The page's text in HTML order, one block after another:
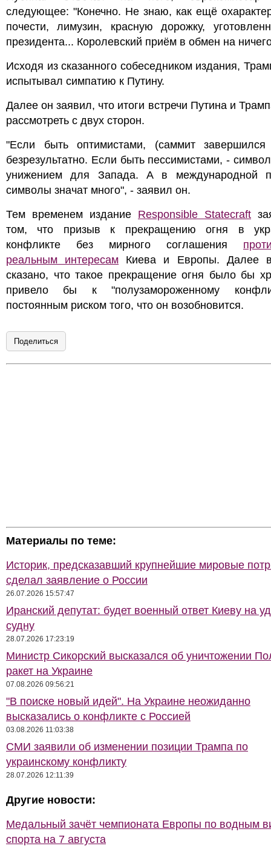
следующее: "Конечно. Не знаю, как ещё
почести, лимузин, красную дорожку,
президента... Королевский приём в обмен на
Исходя из сказанного собеседником издания,
испытывал симпатию к Путину.
Далее он заявил, что итоги встречи Путина и
рассмотреть с двух сторон.
"Если быть оптимистами, (саммит
безрезультатно. Если быть пессимистами, -
унижением для Запада. А в международной
символы значат много", - заявил он.
Тем временем издание Responsible Statecraft
том, что призыв к прекращению огня в
конфликте без мирного соглашения
реальным интересам Киева и Европы. Далее в
сказано, что такое прекращение огня было бы
привело бы к "полузамороженному
постоянным риском того, что он возобновится.
Поделиться
Материалы по теме:
Историк, предсказавший крупнейшие мировые
сделал заявление о России
26.07.2026 15:57:47
Иранский депутат: будет военный ответ Киеву на
судну
28.07.2026 17:23:19
Министр Сикорский высказался об уничтожении
ракет на Украине
07.08.2026 09:56:21
"В поиске новый идей". На Украине неожиданно
высказались о конфликте с Россией
03.08.2026 11:03:38
СМИ заявили об изменении позиции Трампа по
украинскому конфликту
28.07.2026 12:11:39
Другие новости:
Медальный зачёт чемпионата Европы по водным
спорта на 7 августа